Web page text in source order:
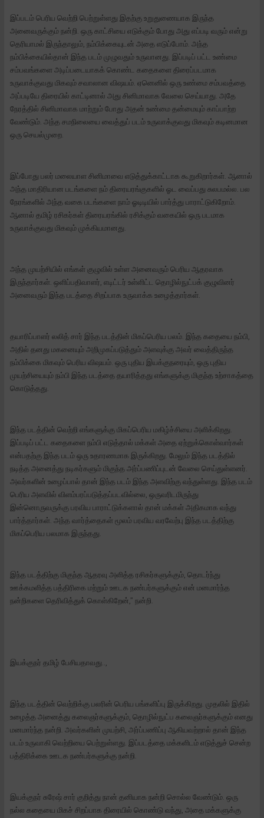
இப்படம் பெரிய வெற்றி பெற்றுள்ளது இதற்கு உறுதுணையாக இருந்த
அனைவருக்கும் நன்றி. ஒரு காட்சியை எடுக்கும் போது அது எப்படி வரும் என்று
தெரியாமல் இருந்தாலும், நம்பிக்கையுடன் அதை எடுப்போம். அந்த
நம்பிக்கையில்தான் இந்த படம் முழுவதும் உருவானது. இப்படிப் பட்ட உண்மை
சம்பவங்களை அடிப்படையாகக் கொண்ட கதைகளை திரைப்படமாக
உருவாக்குவது மிகவும் சவாலான விஷயம். ஏனெனில் ஒரு உண்மை சம்பவத்தை
அப்படியே திரையில் காட்டினால் அது சினிமாவாக வேலை செய்யாது. அதே
நேரத்தில் சினிமாவாக மாற்றும் போது அதன் உண்மை தன்மையும் காப்பாற்ற
வேண்டும். அந்த சமநிலையை வைத்துப் படம் உருவாக்குவது மிகவும் கடினமான
ஒரு செயல்முறை.
இப்போது பலர் மலையாள சினிமாவை எடுத்துக்காட்டாக கூறுகிறார்கள். ஆனால்
அந்த மாதிரியான படங்களை நம் திரையரங்குகளில் ஓட வைப்பது சுலபமல்ல. பல
நேரங்களில் அந்த வகை படங்களை நாம் ஓடிடியில் பார்த்து பாராட்டுகிறோம்.
ஆனால் தமிழ் ரசிகர்கள் திரையரங்கில் ரசிக்கும் வகையில் ஒரு படமாக
உருவாக்குவது மிகவும் முக்கியமானது.
அந்த முயற்சியில் எங்கள் குழுவில் உள்ள அனைவரும் பெரிய ஆதரவாக
இருந்தார்கள். ஒளிப்பதிவாளர், எடிட்டர் உள்ளிட்ட தொழில்நுட்பக் குழுவினர்
அனைவரும் இந்த படத்தை சிறப்பாக உருவாக்க உழைத்தார்கள்.
தயாரிப்பாளர் லலித் சார் இந்த படத்தின் மிகப்பெரிய பலம். இந்த கதையை நம்பி,
அதில் தனது மகனையும் அறிமுகப்படுத்தும் அளவுக்கு அவர் வைத்திருந்த
நம்பிக்கை மிகவும் பெரிய விஷயம். ஒரு புதிய இயக்குநரையும், ஒரு புதிய
முயற்சியையும் நம்பி இந்த படத்தை தயாரித்தது எங்களுக்கு மிகுந்த உற்சாகத்தை
கொடுத்தது.
இந்த படத்தின் வெற்றி எங்களுக்கு மிகப்பெரிய மகிழ்ச்சியை அளிக்கிறது.
இப்படிப் பட்ட கதைகளை நம்பி எடுத்தால் மக்கள் அதை ஏற்றுக்கொள்வார்கள்
என்பதற்கு இந்த படம் ஒரு உதாரணமாக இருக்கிறது. மேலும் இந்த படத்தில்
நடித்த அனைத்து நடிகர்களும் மிகுந்த அர்ப்பணிப்புடன் வேலை செய்துள்ளனர்.
அவர்களின் உழைப்பால் தான் இந்த படம் இந்த அளவிற்கு வந்துள்ளது. இந்த படம்
பெரிய அளவில் விளம்பரப்படுத்தப்படவில்லை, ஒருவரிடமிருந்து
இன்னொருவருக்கு பரவிய பாராட்டுக்களால் தான் மக்கள் அதிகமாக வந்து
பார்த்தார்கள். அந்த வார்த்தைகள் மூலம் பரவிய வரவேற்பு இந்த படத்திற்கு
மிகப்பெரிய பலமாக இருந்தது.
இந்த படத்திற்கு மிகுந்த ஆதரவு அளித்த ரசிகர்களுக்கும், தொடர்ந்து
ஊக்கமளித்த பத்திரிகை மற்றும் ஊடக நண்பர்களுக்கும் என் மனமார்ந்த
நன்றிகளை தெரிவித்துக் கொள்கிறேன்,” நன்றி.
இயக்குநர் தமிழ் பேசியதாவது..,
இந்த படத்தின் வெற்றிக்கு பலரின் பெரிய பங்களிப்பு இருக்கிறது. முதலில் இதில்
உழைத்த அனைத்து கலைஞர்களுக்கும், தொழில்நுட்ப கலைஞர்களுக்கும் எனது
மனமார்ந்த நன்றி. அவர்களின் முயற்சி, அர்ப்பணிப்பு ஆகியவற்றால் தான் இந்த
படம் உருவாகி வெற்றியை பெற்றுள்ளது. இப்படத்தை மக்களிடம் எடுத்துச் சென்ற
பத்திரிக்கை ஊடக நண்பர்களுக்கு நன்றி.
இயக்குநர் சுரேஷ் சார் குறித்து நான் தனியாக நன்றி சொல்ல வேண்டும். ஒரு
நல்ல கதையை மிகச் சிறப்பாக திரையில் கொண்டு வந்து, அதை மக்களுக்கு